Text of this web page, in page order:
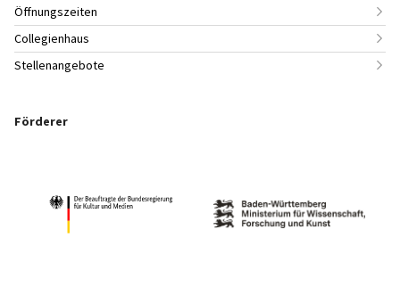
Öffnungszeiten
Collegienhaus
Stellenangebote
Förderer